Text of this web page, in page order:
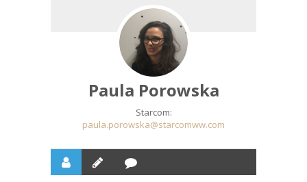
Paula Porowska
Starcom:
paula.porowska@starcomww.com